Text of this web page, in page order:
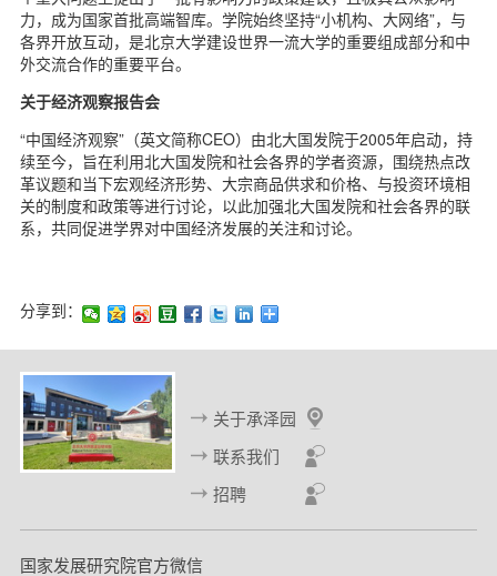
力，成为国家首批高端智库。学院始终坚持“小机构、大网络”，与
各界开放互动，是北京大学建设世界一流大学的重要组成部分和中
外交流合作的重要平台。
关于经济观察报告会
“中国经济观察”（英文简称CEO）由北大国发院于2005年启动，持
续至今，旨在利用北大国发院和社会各界的学者资源，围绕热点改
革议题和当下宏观经济形势、大宗商品供求和价格、与投资环境相
关的制度和政策等进行讨论，以此加强北大国发院和社会各界的联
系，共同促进学界对中国经济发展的关注和讨论。
分享到：
关于承泽园
联系我们
招聘
国家发展研究院官方微信